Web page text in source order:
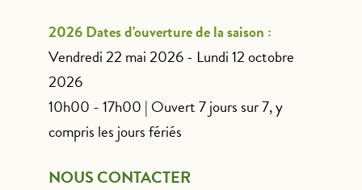
2026 Dates d'ouverture de la saison :
Vendredi 22 mai 2026 - Lundi 12 octobre
2026
10h00 - 17h00 | Ouvert 7 jours sur 7, y
compris les jours fériés
NOUS CONTACTER